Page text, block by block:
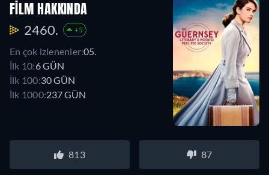
FILM HAKKINDA
2460. +5
En çok izlenenler:05.
İlk 10:6 GÜN
İlk 100:30 GÜN
İlk 1000:237 GÜN
813 87